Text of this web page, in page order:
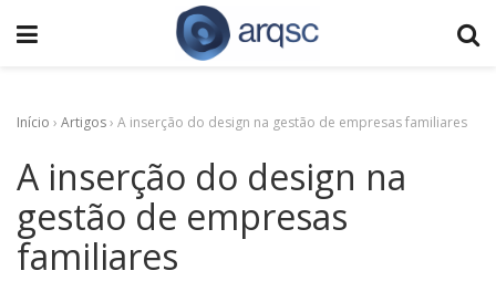
Início › Artigos› A inserção do design na gestão de empresas familiares
A inserção do design na
gestão de empresas
familiares